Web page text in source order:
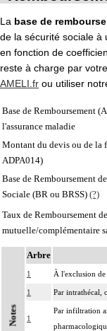
La base de
de la sécurité sociale à
en fonction de
reste à charge par
AMELI.fr ou utiliser
Base de Remboursement
l'assurance maladie
Montant du devis ou de la
ADPA014)
Base de Remboursement
Sociale (BR ou BRSS) (?)
Taux de Remboursement
mutuelle/complémentaire
Notes
Arbre
1 À l'exclusion de
1 Par intrathécal,
1
Par infiltration